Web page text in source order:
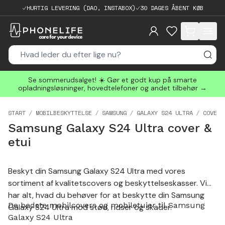
HURTIG LEVERING (DAO, INSTABOX) 30 DAGES ÅBENT KØB
items in cart,
Se sommerudsalget! ☀️ Gør et godt kup på smarte
opladningsløsninger, hovedtelefoner og andet tilbehør →
START MOBILBESKYTTELSE SAMSUNG GALAXY S24 ULTRA
Samsung Galaxy S24 Ultra cover &
etui
Beskyt din Samsung Galaxy S24 Ultra med vores
sortiment af kvalitetscovers og beskyttelseskasser. Vi
har alt, hvad du behøver for at beskytte din Samsung
Galaxy S24 Ultra mod stød, ridser og skader.
De bedste mobilcovers og mobiletuier til Samsung
Galaxy S24 Ultra